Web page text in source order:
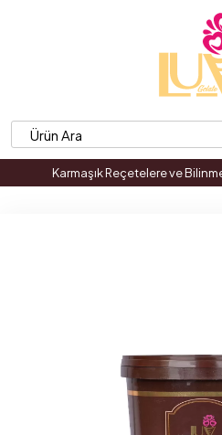
Karmaşık Reçetelere ve